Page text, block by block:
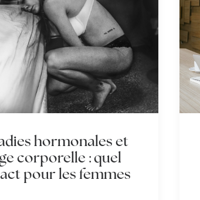
hormonales et
corporelle : quel
pour les femmes